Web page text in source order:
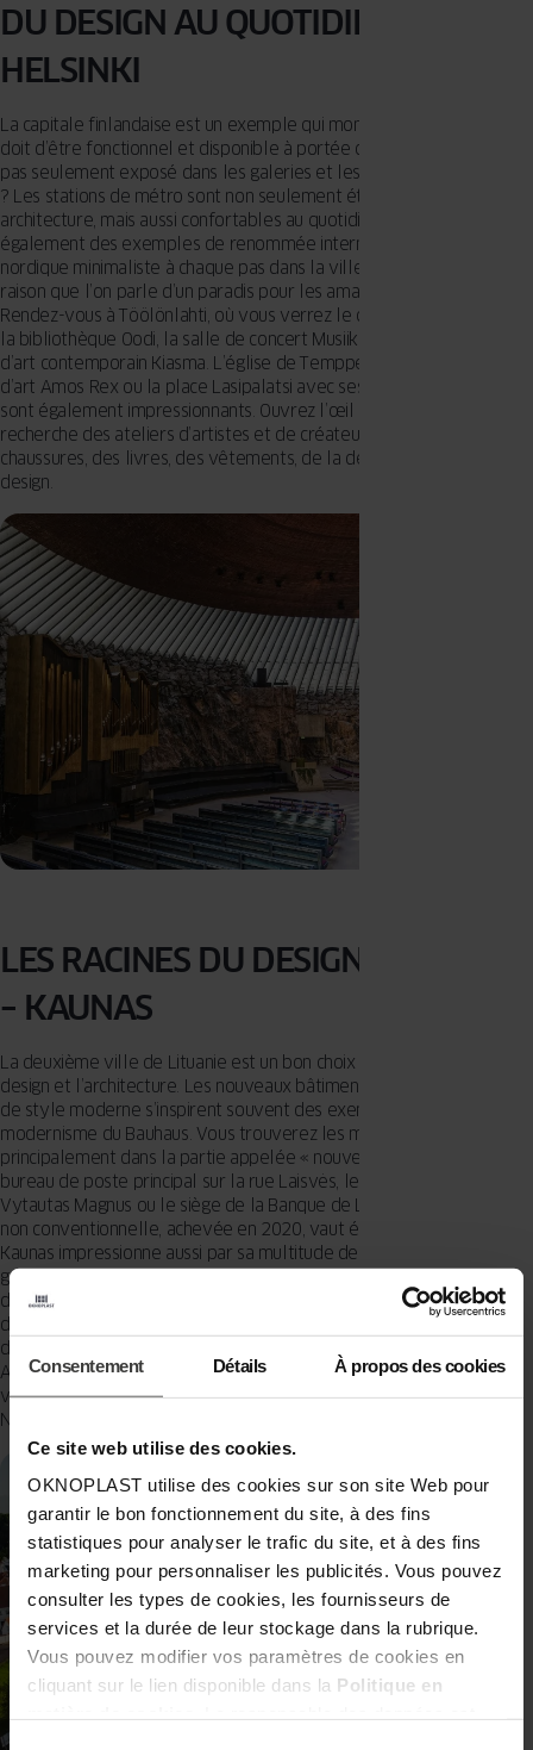
Consentement Détails À propos des cookies
Ce site web utilise des cookies.
OKNOPLAST utilise des cookies sur son site Web pour
garantir le bon fonctionnement du site, à des fins
statistiques pour analyser le trafic du site, et à des fins
marketing pour personnaliser les publicités. Vous pouvez
consulter les types de cookies, les fournisseurs de
services et la durée de leur stockage dans la rubrique.
Vous pouvez modifier vos paramètres de cookies en
cliquant sur le lien disponible dans la Politique en
DU DESIGN AU QUOTIDIEN –
HELSINKI
La capitale finlandaise est un exemple qui montre que le design se
doit d’être fonctionnel et disponible à portée de mains, c’est-à-dire,
pas seulement exposé dans les galeries et les musées. Un exemple
? Les stations de métro sont non seulement étonnantes par leur
architecture, mais aussi confortables au quotidien. Vous trouverez
également des exemples de renommée internationale de design
nordique minimaliste à chaque pas dans la ville. Ce n’est pas sans
raison que l’on parle d’un paradis pour les amateurs de design !
Rendez-vous à Töölönlahti, où vous verrez le célèbre Finlandia Hall,
la bibliothèque Oodi, la salle de concert Musiikkitalo ou le musée
d’art contemporain Kiasma. L’église de Temppeliaukio, le musée
d’art Amos Rex ou la place Lasipalatsi avec ses célèbres lucarnes
sont également impressionnants. Ouvrez l’œil et partez à la
recherche des ateliers d’artistes et de créateurs qui proposent des
chaussures, des livres, des vêtements, de la décoration, le tout,
design.
LES RACINES DU DESIGN MODERNE
– KAUNAS
La deuxième ville de Lituanie est un bon choix si vous aimez le
design et l’architecture. Les nouveaux bâtiments et espaces publics
de style moderne s’inspirent souvent des exemples locaux du
modernisme du Bauhaus. Vous trouverez les meilleurs d’entre eux
principalement dans la partie appelée « nouvelle ville », comme le
bureau de poste principal sur la rue Laisvės, le musée de la guerre
Vytautas Magnus ou le siège de la Banque de Lituanie. La V-Plaza,
non conventionnelle, achevée en 2020, vaut également le détour.
Kaunas impressionne aussi par sa multitude de musées et de
galeries d’art, qui sont au nombre de 60 ! Les festivals et les salons
de design ne manquent pas non plus, comme le festival
d’architecture de Kaunas (KAFe), la semaine du design et la biennale
de Kaunas. Vous aimez l’art de rue ? Regardez bien autour de vous !
Au château, vous trouverez, entre autres, la peinture murale du
vieux sage. D’autres exemples sont indiqués sur la « Wallographer’s
Notes », que vous obtiendrez à l’office de tourisme.